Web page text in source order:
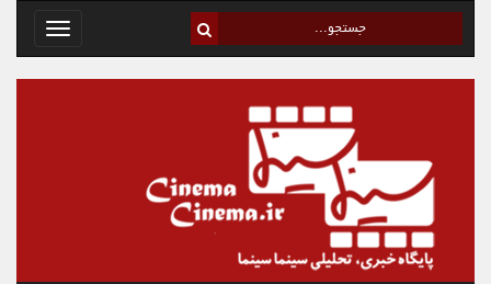
Toggle